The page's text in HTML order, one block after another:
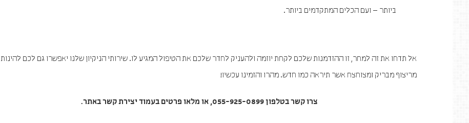
ביותר – ועם הכלים המתקדמים ביותר.
אל תדחו את זה למחר, זו ההזדמנות שלכם לקחת יוזמה ולהעניק לחדר שלכם את הטיפול המגיע לו. שירותי הניקיון שלנו יאפשרו גם לכם להינות
מריצוף מבריק ומצוחצח אשר תיראה כמו חדש. מהרו והזמינו עכשיו!
צרו קשר בטלפון 055-925-0899, או מלאו פרטים בעמוד יצירת קשר באתר.